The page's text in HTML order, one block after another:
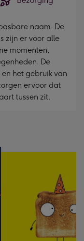
naam. De
zijn er voor alle
momenten,
De
het gebruik van
ervoor dat
tussen zit.